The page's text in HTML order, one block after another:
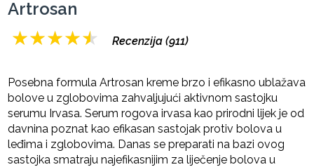
Artrosan
★★★★★ Recenzija (911)
Posebna formula Artrosan kreme brzo i efikasno ublažava
bolove u zglobovima zahvaljujući aktivnom sastojku
serumu Irvasa. Serum rogova irvasa kao prirodni lijek je od
davnina poznat kao efikasan sastojak protiv bolova u
leđima i zglobovima. Danas se preparati na bazi ovog
sastojka smatraju najefikasnijim za liječenje bolova u